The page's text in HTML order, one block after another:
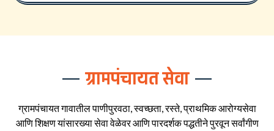
ग्रामपंचायत सेवा
ग्रामपंचायत गावातील पाणीपुरवठा, स्वच्छता, रस्ते, प्राथमिक आरोग्यसेवा
आणि शिक्षण यांसारख्या सेवा वेळेवर आणि पारदर्शक पद्धतीने पुरवून सर्वांगीण